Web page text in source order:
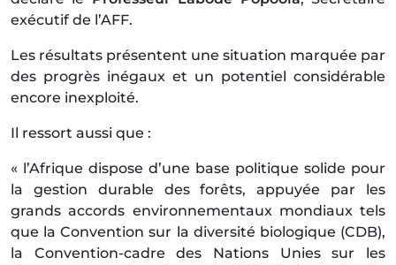
exécutif de l’AFF.
Les résultats présentent une situation marquée par
des progrès inégaux et un potentiel considérable
encore inexploité.
Il ressort aussi que :
« l’Afrique dispose d’une base politique solide pour
la gestion durable des forêts, appuyée par les
grands accords environnementaux mondiaux tels
que la Convention sur la diversité biologique (CDB),
la Convention-cadre des Nations Unies sur les